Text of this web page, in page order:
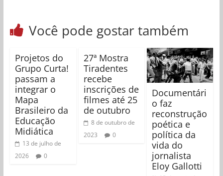
Você pode gostar também
Projetos do
Grupo Curta!
passam a
integrar o
Mapa
Brasileiro da
Educação
Midiática
13 de julho de
2026
0
27ª Mostra
Tiradentes
recebe
inscrições de
filmes até 25
de outubro
8 de outubro de
2023
0
Documentári
o faz
reconstrução
poética e
política da
vida do
jornalista
Eloy Gallotti